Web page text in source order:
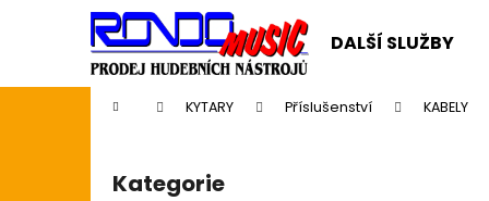
DALŠÍ SLUŽBY
Domů KYTARY Příslušenství KABELY
Přeskočit
Kategorie
í
Zpět
do
Zpět
do